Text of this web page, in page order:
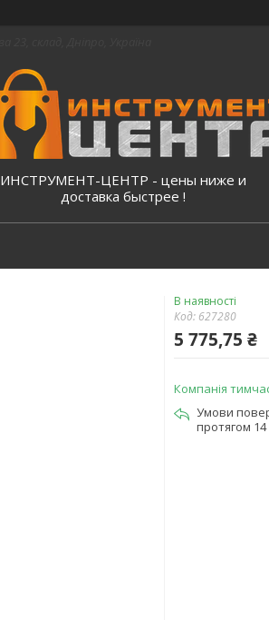
ИНСТРУМЕНТ-ЦЕНТР - цены ниже и
доставка быстрее !
В наявності
Код: 627280
5 775,75 ₴
Компанія
протягом 14